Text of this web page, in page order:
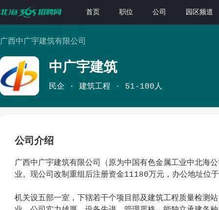
首页 职位 公司 园区频道
广西中广宇建筑有限公司
中广宇建筑
民企 建筑工程 51-100人
公司介绍
广西中广宇建筑有限公司（原为中国有色金属工业中北海
业。现公司改制重组后注册资金11180万元，办公地址位
机关设五部一室，下辖若干个项目部及建筑工程质量检测